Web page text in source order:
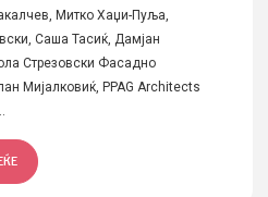
Митко Хаџи-Пуља,
Саша Тасиќ, Дамјан
Стрезовски Фасадно
Мијалковиќ, PPAG Architects